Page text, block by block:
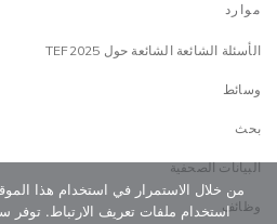
موارد
الأسئلة الشائعة الشائعة حول TEF2025
وسائط
بحث
البيانات الصحفية
وظائف
من خلال الاستمرار في استخدام هذا
استخدام ملفات تعريف الارتباط. توفر